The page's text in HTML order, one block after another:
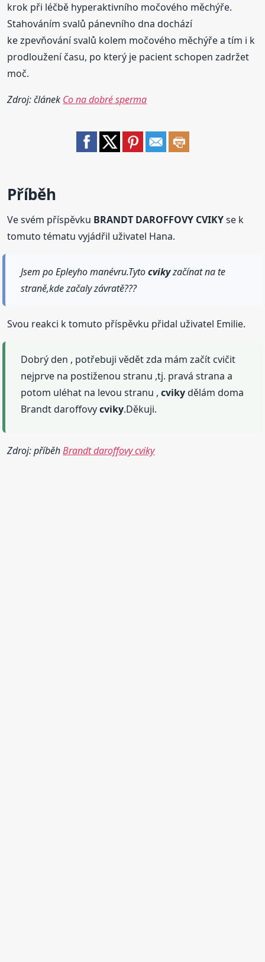
krok při léčbě hyperaktivního močového měchýře.
Stahováním svalů pánevního dna dochází
ke zpevňování svalů kolem močového měchýře a tím i k
prodloužení času, po který je pacient schopen zadržet
moč.
Zdroj: článek Co na dobré sperma
Příběh
Ve svém příspěvku BRANDT DAROFFOVY CVIKYse k
tomuto tématu vyjádřil uživatel Hana.
Jsem po Epleyho manévru.Tytocvikyzačínat na te
straně,kde začaly závratě???
Svou reakci k tomuto příspěvku přidal uživatel Emilie.
Dobrý den , potřebuji vědět zda mám začít cvičit
nejprve na postiženou stranu ,tj. pravá strana a
potom uléhat na levou stranu ,cvikydělám doma
Brandt daroffovycviky.Děkuji.
Zdroj: příběhBrandt daroffovy cviky